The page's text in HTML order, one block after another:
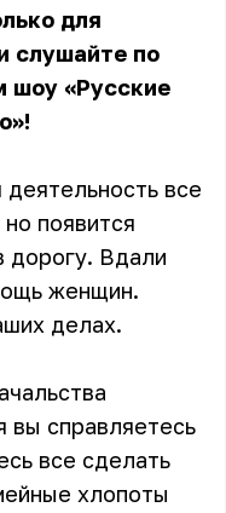
для
слушайте по
шоу «Русские
все
появится
дорогу. Вдали
женщин.
делах.
вы справляетесь
все сделать
хлопоты